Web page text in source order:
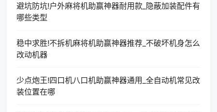
避坑防坑!户外麻将机助赢神器耐用款_隐蔽加装配件有
哪些类型
稳中求胜!不拆机麻将机助赢神器推荐_不破坏机身怎么
改动机器
少点炮王!四口机八口机助赢神器通用_全自动机常见改
装位置在哪